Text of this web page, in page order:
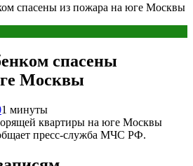
спасены из пожара на юге Москвы
спасены
Москвы
1 минуты
квартиры на юге Москвы
пресс-служба МЧС РФ.